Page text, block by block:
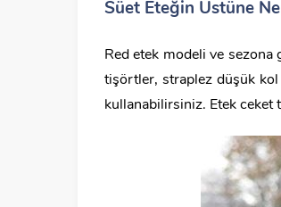
Süet Eteğin Üstüne
Red etek modeli ve sezona
tişörtler, straplez düşük kol
kullanabilirsiniz. Etek ceket